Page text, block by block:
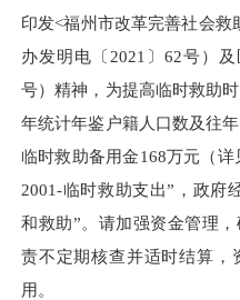
印发<福州市改革完善社会救
办发明电〔2021〕62号）
号）精神，为提高临时救助
年统计年鉴户籍人口数及往
临时救助备用金168万元（
2001-临时救助支出”，政府
和救助”。请加强资金管理
责不定期核查并适时结算，
用。